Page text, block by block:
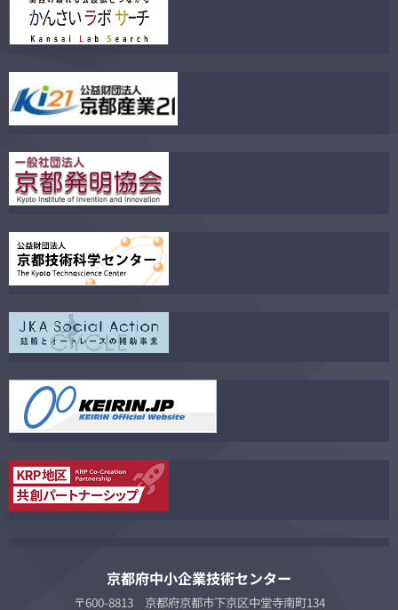
京都府中小企業技術センター
〒600-8813 京都府京都市下京区中堂寺南町134